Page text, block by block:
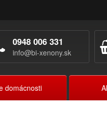
0948 006 331
info@bi-xenony.sk
domácnosti